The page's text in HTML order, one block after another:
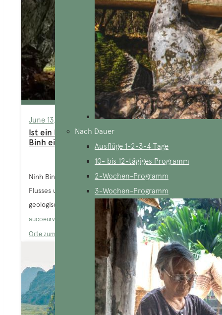
Nach Dauer
Ausflüge 1-2-3-4 Tage
10- bis 12-tägiges Programm
2-Wochen-Programm
3-Wochen-Programm
June 13, 2025
Ist ein Besuch der Thien-Ha-Höhle in Ninh
Binh eine gute Idee?
Ninh Binh liegt im wunderschönen Delta des Roten
Flusses und ist eine Provinz mit einer einzigartigen
geologischen Landschaft, die eine...
aucoeurvietnam-admin , Ninh Binh, Nordvietnam,
Orte zum Erkunden